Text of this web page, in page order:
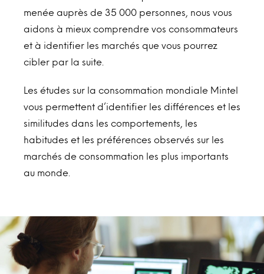
menée auprès de 35 000 personnes, nous vous
aidons à mieux comprendre vos consommateurs
et à identifier les marchés que vous pourrez
cibler par la suite.
Les études sur la consommation mondiale Mintel
vous permettent d’identifier les différences et les
similitudes dans les comportements, les
habitudes et les préférences observés sur les
marchés de consommation les plus importants
au monde.